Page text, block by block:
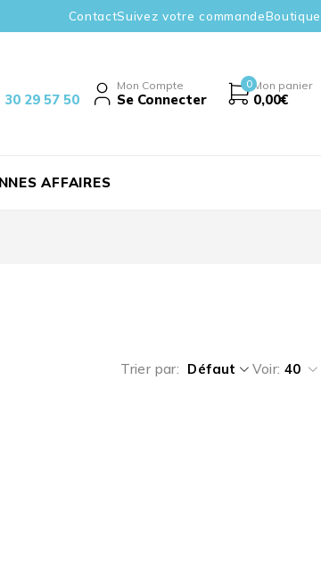
ContactSuivez votre commandeBoutique
30 29 57 50
Mon Compte
Se Connecter
0 Mon panier
0,00€
AFFAIRES
Trier par Défaut Voir: 40